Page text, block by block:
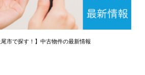
尾市で探す！】中古物件の最新情報